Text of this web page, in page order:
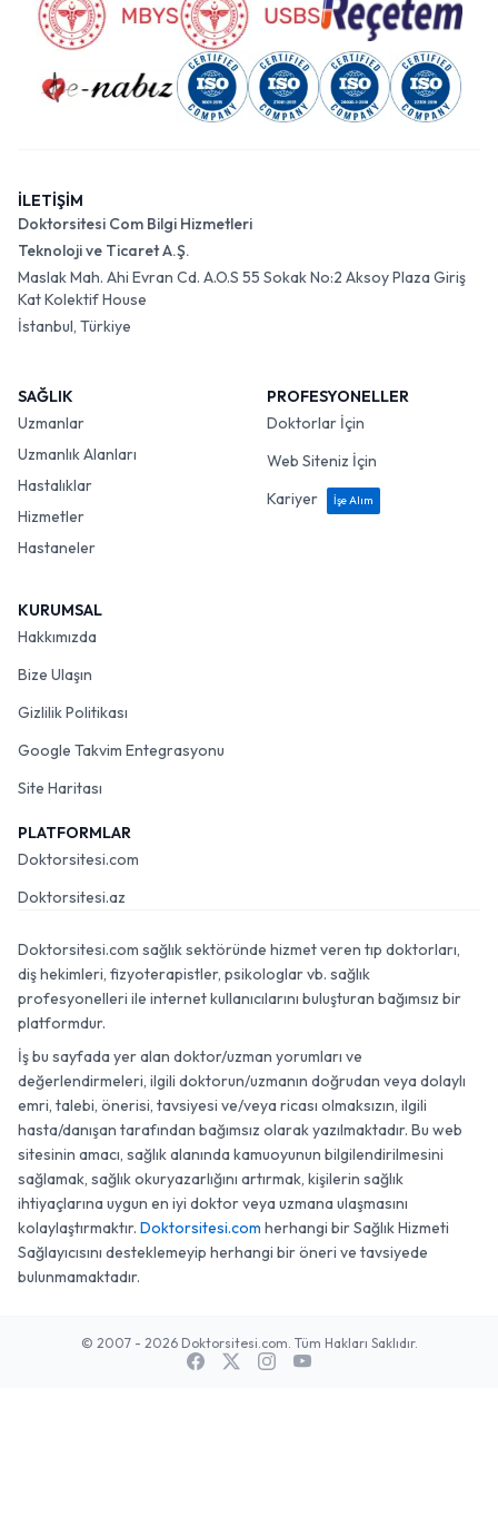
İLETİŞİM
Doktorsitesi Com Bilgi Hizmetleri
Teknoloji ve Ticaret A.Ş.
Maslak Mah. Ahi Evran Cd. A.O.S 55 Sokak No:2 Aksoy Plaza Giriş
Kat Kolektif House
İstanbul, Türkiye
SAĞLIK
Uzmanlar
Uzmanlık Alanları
Hastalıklar
Hizmetler
Hastaneler
PROFESYONELLER
Doktorlar İçin
Web Siteniz İçin
Kariyer
İşe Alım
KURUMSAL
Hakkımızda
Bize Ulaşın
Gizlilik Politikası
Google Takvim Entegrasyonu
Site Haritası
PLATFORMLAR
Doktorsitesi.com
Doktorsitesi.az
Doktorsitesi.com sağlık sektöründe hizmet veren tıp doktorları,
diş hekimleri, fizyoterapistler, psikologlar vb. sağlık
profesyonelleri ile internet kullanıcılarını buluşturan bağımsız bir
platformdur.
İş bu sayfada yer alan doktor/uzman yorumları ve
değerlendirmeleri, ilgili doktorun/uzmanın doğrudan veya dolaylı
emri, talebi, önerisi, tavsiyesi ve/veya ricası olmaksızın, ilgili
hasta/danışan tarafından bağımsız olarak yazılmaktadır. Bu web
sitesinin amacı, sağlık alanında kamuoyunun bilgilendirilmesini
sağlamak, sağlık okuryazarlığını artırmak, kişilerin sağlık
ihtiyaçlarına uygun en iyi doktor veya uzmana ulaşmasını
kolaylaştırmaktır. Doktorsitesi.com herhangi bir Sağlık Hizmeti
Sağlayıcısını desteklemeyip herhangi bir öneri ve tavsiyede
bulunmamaktadır.
© 2007 - 2026 Doktorsitesi.com. Tüm Hakları Saklıdır.